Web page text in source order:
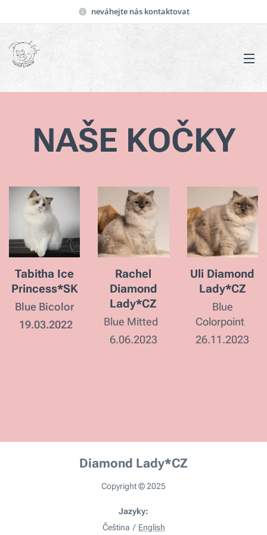
neváhejte nás kontaktovat
NAŠE KOČKY
Tabitha Ice
Princess*SK
Blue Bicolor
19.03.2022
Rachel
Diamond
Lady*CZ
Blue Mitted
6.06.2023
Uli Diamond
Lady*CZ
Blue
Colorpoint
26.11.2023
Diamond Lady*CZ
Copyright© 2025
Jazyky
Čeština
English